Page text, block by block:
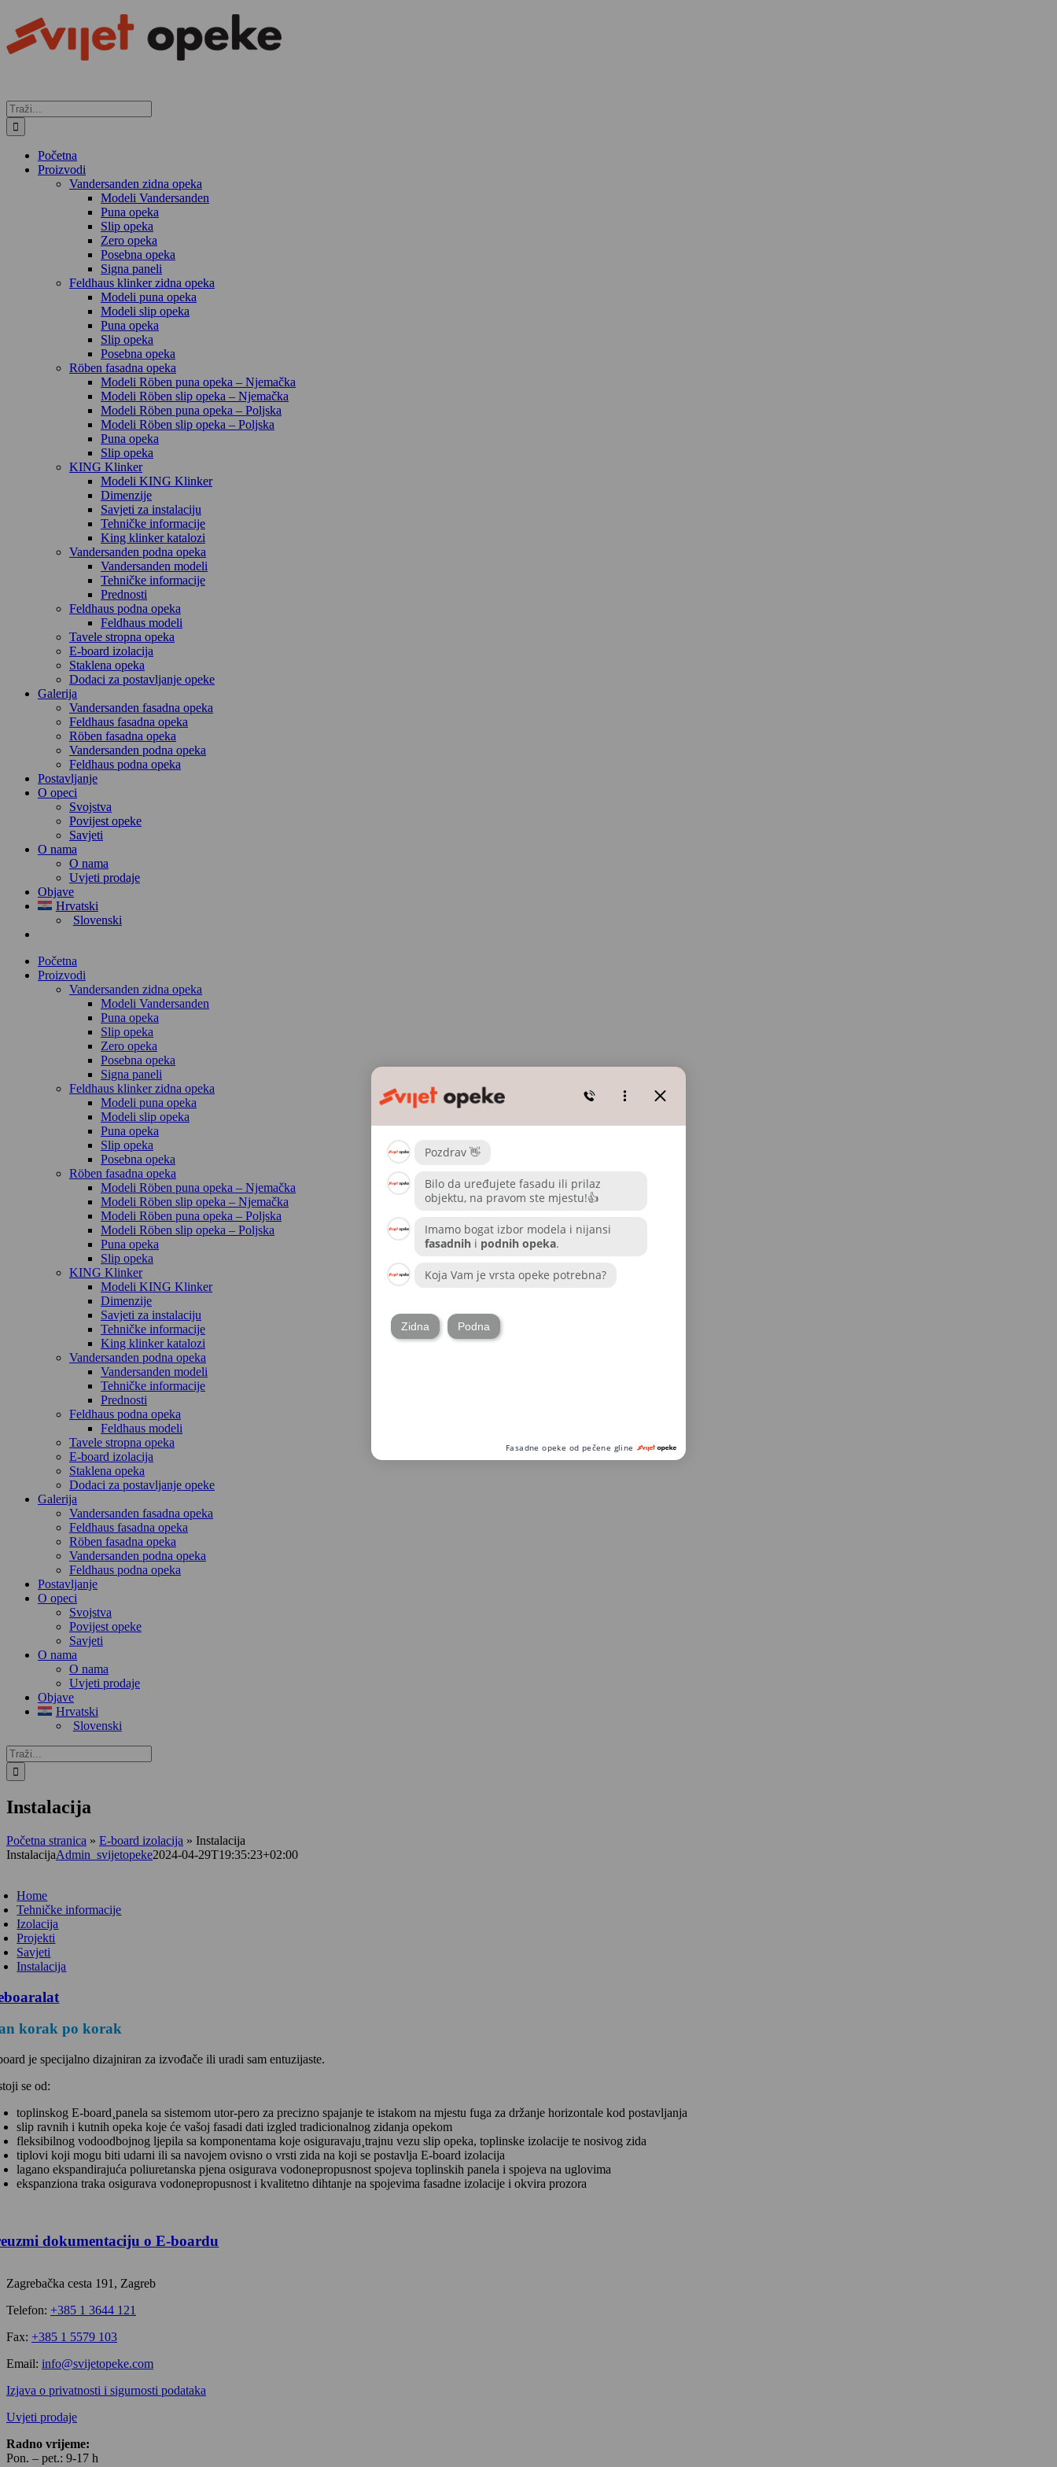
content
Traži...
Početna
Proizvodi
Vandersanden zidna opeka
Modeli Vandersanden
Puna opeka
Slip opeka
Zero opeka
Posebna opeka
Signa paneli
Feldhaus klinker zidna opeka
Modeli puna opeka
Modeli slip opeka
Puna opeka
Slip opeka
Posebna opeka
Röben fasadna opeka
Modeli Röben puna opeka – Njemačka
Modeli Röben slip opeka – Njemačka
Modeli Röben puna opeka – Poljska
Modeli Röben slip opeka – Poljska
Puna opeka
Slip opeka
KING Klinker
Modeli KING Klinker
Dimenzije
Savjeti za instalaciju
Tehničke informacije
King klinker katalozi
Vandersanden podna opeka
Vandersanden modeli
Tehničke informacije
Prednosti
Feldhaus podna opeka
Feldhaus modeli
Tavele stropna opeka
E-board izolacija
Staklena opeka
Dodaci za postavljanje opeke
Galerija
Vandersanden fasadna opeka
Feldhaus fasadna opeka
Röben fasadna opeka
Vandersanden podna opeka
Feldhaus podna opeka
Postavljanje
O opeci
Svojstva
Povijest opeke
Savjeti
O nama
O nama
Uvjeti prodaje
Objave
Hrvatski
Slovenski
Početna
Proizvodi
Vandersanden zidna opeka
Modeli Vandersanden
Puna opeka
Slip opeka
Zero opeka
Posebna opeka
Signa paneli
Feldhaus klinker zidna opeka
Modeli puna opeka
Modeli slip opeka
Puna opeka
Slip opeka
Posebna opeka
Röben fasadna opeka
Modeli Röben puna opeka – Njemačka
Modeli Röben slip opeka – Njemačka
Modeli Röben puna opeka – Poljska
Modeli Röben slip opeka – Poljska
Puna opeka
Slip opeka
KING Klinker
Modeli KING Klinker
Dimenzije
Savjeti za instalaciju
Tehničke informacije
King klinker katalozi
Vandersanden podna opeka
Vandersanden modeli
Tehničke informacije
Prednosti
Feldhaus podna opeka
Feldhaus modeli
Tavele stropna opeka
E-board izolacija
Staklena opeka
Dodaci za postavljanje opeke
Galerija
Vandersanden fasadna opeka
Feldhaus fasadna opeka
Röben fasadna opeka
Vandersanden podna opeka
Feldhaus podna opeka
Postavljanje
O opeci
Svojstva
Povijest opeke
Savjeti
O nama
O nama
Uvjeti prodaje
Objave
Hrvatski
Slovenski
Traži...
Instalacija
Početna stranica » E-board izolacija » Instalacija
InstalacijaAdmin_svijetopeke2024-04-29T19:35:23+02:00
Home
Tehničke informacije
Izolacija
Projekti
Savjeti
Instalacija
korak po korak
je specijalno dizajniran za izvođače ili uradi sam entuzijaste.
se od:
toplinskog E-board¸panela sa sistemom utor-pero za precizno spajanje te istakom na mjestu fuga za držanje horizontale kod postavljanja
slip ravnih i kutnih opeka koje će vašoj fasadi dati izgled tradicionalnog zidanja opekom
fleksibilnog vodoodbojnog ljepila sa komponentama koje osiguravaju¸trajnu vezu slip opeka, toplinske izolacije te nosivog zida
tiplovi koji mogu biti udarni ili sa navojem ovisno o vrsti zida na koji se postavlja E-board izolacija
lagano ekspandirajuća poliuretanska pjena osigurava vodonepropusnost spojeva toplinskih panela i spojeva na uglovima
ekspanziona traka osigurava vodonepropusnost i kvalitetno dihtanje na spojevima fasadne izolacije i okvira prozora
dokumentaciju o E-boardu
Zagrebačka cesta 191, Zagreb
Telefon: +385 1 3644 121
Fax: +385 1 5579 103
Email: info@svijetopeke.com
Izjava o privatnosti i sigurnosti podataka
Uvjeti prodaje
Radno vrijeme:
Pon. – pet.: 9-17 h